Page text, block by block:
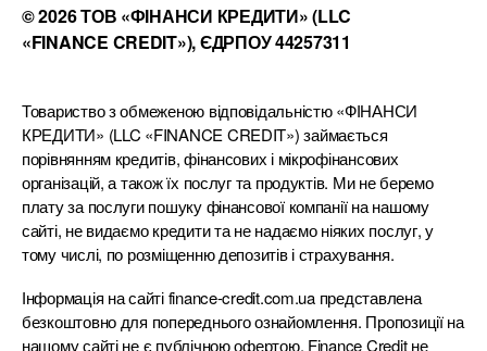
© 2026 ТОВ «ФІНАНСИ КРЕДИТИ» (LLC
«FINANCE CREDIT»), ЄДРПОУ 44257311
Товариство з обмеженою відповідальністю «ФІНАНСИ
КРЕДИТИ» (LLC «FINANCE CREDIT») займається
порівнянням кредитів, фінансових і мікрофінансових
організацій, а також їх послуг та продуктів. Ми не беремо
плату за послуги пошуку фінансової компанії на нашому
сайті, не видаємо кредити та не надаємо ніяких послуг, у
тому числі, по розміщенню депозитів і страхування.
Інформація на сайті finance-credit.com.ua представлена
безкоштовно для попереднього ознайомлення. Пропозиції на
нашому сайті не є публічною офертою. Finance Credit не